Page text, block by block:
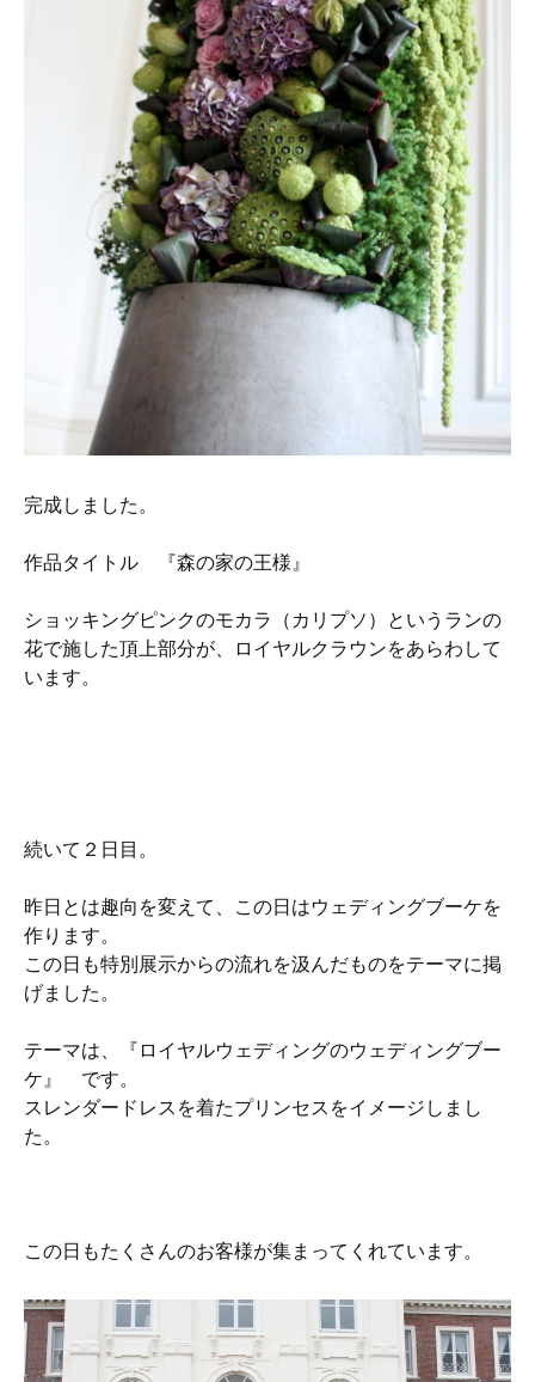
完成しました。
作品タイトル 『森の家の王様』
ショッキングピンクのモカラ（カリプソ）というランの
花で施した頂上部分が、ロイヤルクラウンをあらわして
います。
続いて２日目。
昨日とは趣向を変えて、この日はウェディングブーケを
作ります。
この日も特別展示からの流れを汲んだものをテーマに掲
げました。
テーマは、『ロイヤルウェディングのウェディングブー
ケ』 です。
スレンダードレスを着たプリンセスをイメージしまし
た。
この日もたくさんのお客様が集まってくれています。